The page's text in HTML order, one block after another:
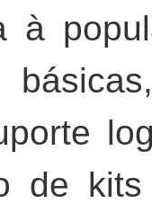
à
de